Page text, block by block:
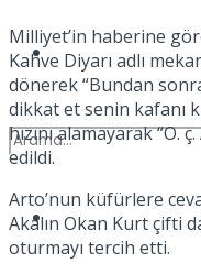
Dünya
Türkiye
No Result
Milliyet’in haberine
Kahve Diyarı adlı
dönerek “Bundan
dikkat et senin kafanı
hızını alamayarak “O.
edildi.
Arto’nun küfürlere
Akalın Okan Kurt çifti
oturmayı tercih etti.